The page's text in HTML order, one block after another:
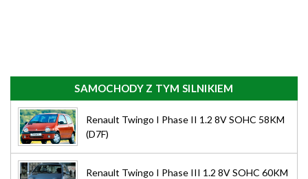
SAMOCHODY Z TYM SILNIKIEM
Renault Twingo I Phase II 1.2 8V SOHC 58KM
(D7F)
Renault Twingo I Phase III 1.2 8V SOHC 60KM